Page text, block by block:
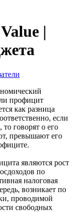
|
профицит
как разница
если
говорят о его
превышают его
являются рост
по
налоговая
возникает по
проводимой
свободных